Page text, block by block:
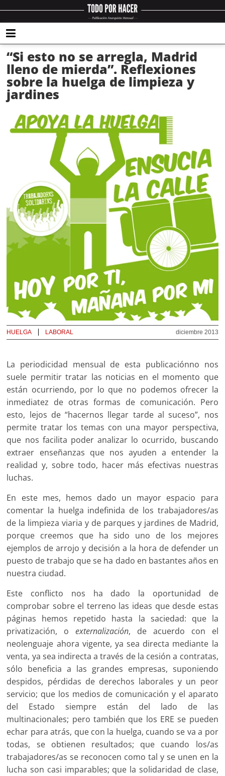
“Si esto no se arregla, Madrid
lleno de mierda”. Reflexiones
sobre la huelga de limpieza y
jardines
diciembre 2013
HUELGA LABORAL
La periodicidad mensual de esta publicaciónno nos
suele permitir tratar las noticias en el momento que
están ocurriendo, por lo que no podemos ofrecer la
inmediatez de otras formas de comunicación. Pero
esto, lejos de “hacernos llegar tarde al suceso”, nos
permite tratar los temas con una mayor perspectiva,
que nos facilita poder analizar lo ocurrido, buscando
extraer enseñanzas que nos ayuden a entender la
realidad y, sobre todo, hacer más efectivas nuestras
luchas.
En este mes, hemos dado un mayor espacio para
comentar la huelga indefinida de los trabajadores/as
de la limpieza viaria y de parques y jardines de Madrid,
porque creemos que ha sido uno de los mejores
ejemplos de arrojo y decisión a la hora de defender un
puesto de trabajo que se ha dado en bastantes años en
nuestra ciudad.
Este conflicto nos ha dado la oportunidad de
comprobar sobre el terreno las ideas que desde estas
páginas hemos repetido hasta la saciedad: que la
privatización, oexternalización, de acuerdo con el
neolenguaje ahora vigente, ya sea directa mediante la
venta, ya sea indirecta a través de la cesión a contratas,
sólo beneficia a las grandes empresas, suponiendo
despidos, pérdidas de derechos laborales y un peor
servicio; que los medios de comunicación y el aparato
del Estado siempre están del lado de las
multinacionales; pero también que los ERE se pueden
echar para atrás, que con la huelga, cuando se va a por
todas, se obtienen resultados; que cuando los/as
trabajadores/as se reconocen como tal y se unen en la
lucha son casi imparables; que la solidaridad de clase,